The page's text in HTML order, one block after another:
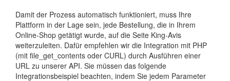
Damit der Prozess automatisch funktioniert, muss Ihre
Plattform in der Lage sein, jede Bestellung, die in Ihrem
Online-Shop getätigt wurde, auf die Seite King-Avis
weiterzuleiten. Dafür empfehlen wir die Integration mit PHP
(mit file_get_contents oder CURL) durch Ausführen einer
URL zu unserer API. Sie müssen das folgende
Integrationsbeispiel beachten, indem Sie jedem Parameter